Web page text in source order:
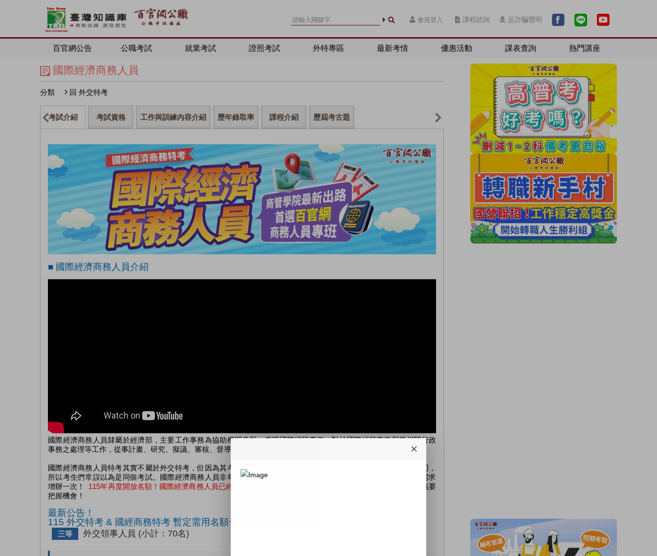
會員登入 課程諮詢 反詐騙聲明
百官網公告 公職考試 就業考試 證照考試 外特專區 最新考情 優惠活動 課表查詢 熱門講座
國際經濟商務人員
分類 回 外交特考
考試介紹 考試資格 工作與訓練內容介紹 歷年錄取率 課程介紹 歷屆考古題
■ 國際經濟商務人員介紹
國際經濟商務人員隸屬於經濟部，主要工作事務為協助機關參與、處理國際經貿事務，對於國際經貿事務與其相關行政
事務之處理等工作，從事計畫、研究、擬議、審核、督導及執行等，因涉及國際貿易事務，因此也有外派的機會。
國際經濟商務人員特考其實不屬於外交特考，但因為其考試科目跟工作性質與外交領事人員類似，且考試時間也相同，
所以考生們常誤以為是同個考試。國際經濟商務人員非每年招考，以往固定每兩年招考，但今年因所屬機關有用人需求
增辦一次！
115年再度開放名額！國際經濟商務人員已經連續招考5年囉！
想報考國際經濟商務人員特考的同學，千萬要
把握機會！
最新公告！
115 外交特考 & 國經商務特考 暫定需用名額一覽表
三等 外交領事人員 (小計：70名)